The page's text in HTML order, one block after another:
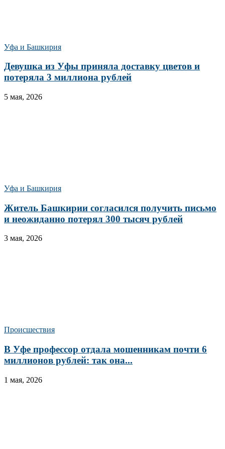
Уфа и Башкирия
Девушка из Уфы приняла доставку цветов и
потеряла 3 миллиона рублей
5 мая, 2026
Уфа и Башкирия
Житель Башкирии согласился получить письмо
и неожиданно потерял 300 тысяч рублей
3 мая, 2026
Происшествия
В Уфе профессор отдала мошенникам почти 6
миллионов рублей: так она...
1 мая, 2026